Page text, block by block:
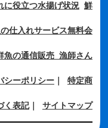
に役立つ水揚げ状況 鮮
仕入れサービス無料会
魚の通信販売 漁師さん
シーポリシー｜ 特定商
く表記｜ サイトマップ